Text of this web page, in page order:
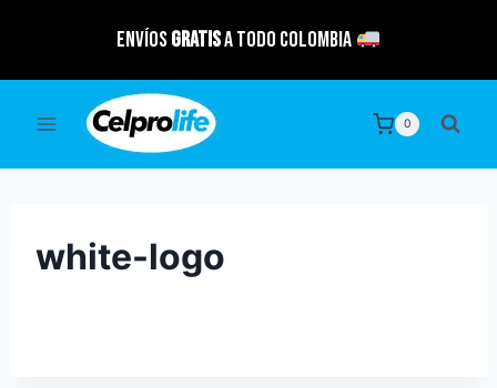
EnvíosGRATISa todo Colombia
0
white-logo